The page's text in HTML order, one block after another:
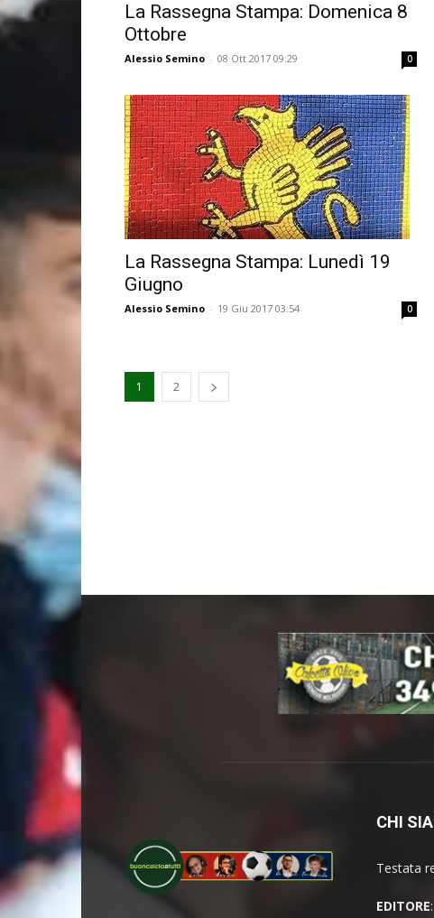
La Rassegna Stampa: Domenica 8
Ottobre
Alessio Semino - 08 Ott 2017 09:29 0
La Rassegna Stampa: Lunedì 19
Giugno
Alessio Semino - 19 Giu 2017 03:54 0
1 2
CHI
Testata
EDITORE